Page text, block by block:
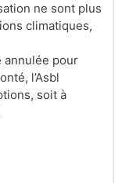
ne sont plus
climatiques,
annulée pour
l’Asbl
soit à